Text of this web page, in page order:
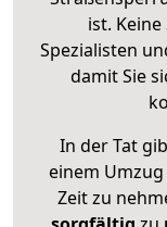
ist.
Spezialisten
damit Sie
In der Tat
einem Umzug
Zeit zu